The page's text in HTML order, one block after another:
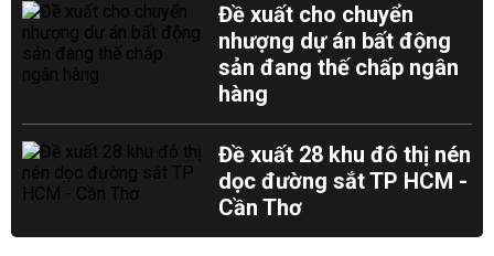
Đề xuất cho chuyển
nhượng dự án bất động
sản đang thế chấp ngân
hàng
Đề xuất 28 khu đô thị nén
dọc đường sắt TP HCM -
Cần Thơ